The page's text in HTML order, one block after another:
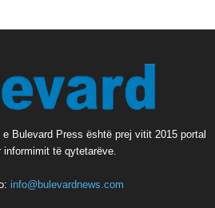
Bulevard Press është prej vitit 2015 portal
informimit të qytetarëve.
info@bulevardnews.com